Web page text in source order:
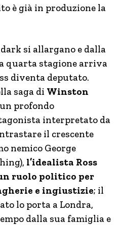
è già in produzione la
si allargano e dalla
quarta stagione arriva
diventa deputato.
saga di Winston
profondo
interpretato da
il crescente
nemico George
l’idealista Ross
ruolo politico per
e ingiustizie; il
lo porta a Londra,
dalla sua famiglia e